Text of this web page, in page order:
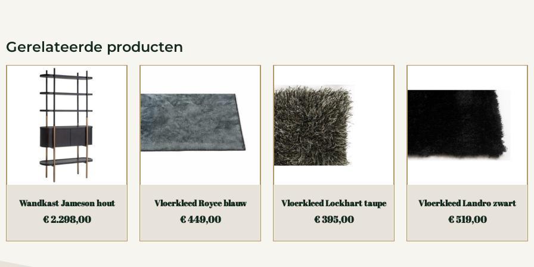
Gerelateerde producten
Wandkast Jameson hout
€2.298,00
Vloerkleed Royce blauw
€449,00
Vloerkleed Lockhart taupe
€395,00
Vloerkleed Landro zwart
€519,00